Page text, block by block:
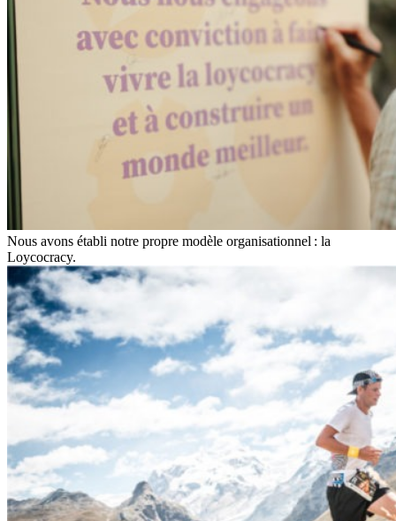
Nous avons établi notre propre modèle organisationnel : la
Loycocracy.